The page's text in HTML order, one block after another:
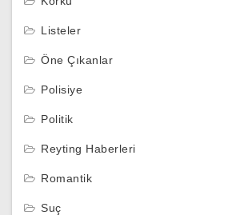
Listeler
Öne Çıkanlar
Polisiye
Politik
Reyting Haberleri
Romantik
Suç